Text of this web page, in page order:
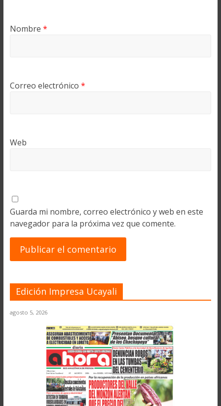
Nombre *
Correo electrónico *
Web
Guarda mi nombre, correo electrónico y web en este
navegador para la próxima vez que comente.
Edición Impresa Ucayali
agosto 5, 2026